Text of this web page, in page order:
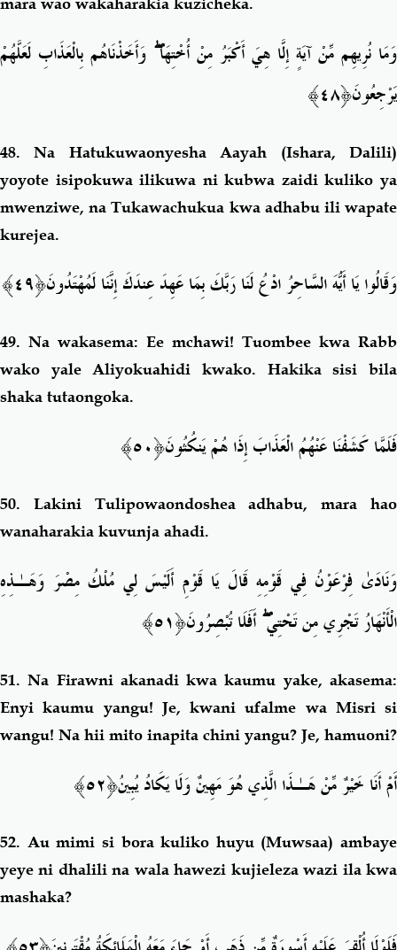
وَمَا نُرِيهِم مِّنْ آيَةٍ إِلَّا هِيَ أَكْبَرُ مِنْ أُخْتِهَاۖ وَأَخَذْنَاهُم بِالْعَذَابِ لَعَلَّهُمْ
يَرْجِعُونَ﴿٤٨﴾
48.Na Hatukuwaonyesha Aayah (Ishara, Dalili)
yoyote isipokuwa ilikuwa ni kubwa zaidi kuliko ya
mwenziwe, na Tukawachukua kwa adhabu ili wapate
kurejea.
وَقَالُوا يَا أَيُّهَ السَّاحِرُ ادْعُ لَنَا رَبَّكَ بِمَا عَهِدَ عِندَكَ إِنَّنَا لَمُهْتَدُونَ﴿٤٩﴾
49. Na wakasema: Ee mchawi! Tuombee kwa Rabb
wako yale Aliyokuahidi kwako. Hakika sisi bila
shaka tutaongoka.
فَلَمَّا كَشَفْنَا عَنْهُمُ الْعَذَابَ إِذَا هُمْ يَنكُثُونَ﴿٥٠﴾
50. Lakini Tulipowaondoshea adhabu, mara hao
wanaharakia kuvunja ahadi.
وَنَادَىٰ فِرْعَوْنُ فِي قَوْمِهِ قَالَ يَا قَوْمِ أَلَيْسَ لِي مُلْكُ مِصْرَ وَهَـٰذِهِ
الْأَنْهَارُ تَجْرِي مِن تَحْتِيۖأَفَلَا تُبْصِرُونَ﴿٥١﴾
51.Na Firawni akanadi kwa kaumu yake, akasema:
Enyi kaumu yangu! Je, kwani ufalme wa Misri si
wangu! Na hii mito inapita chini yangu? Je, hamuoni?
أَمْ أَنَا خَيْرٌ مِّنْ هَـٰذَا الَّذِي هُوَ مَهِينٌ وَلَا يَكَادُ يُبِينُ﴿٥٢﴾
52. Au mimi si bora kuliko huyu (Muwsaa) ambaye
yeye ni dhalili na wala hawezi kujieleza wazi ila kwa
mashaka?